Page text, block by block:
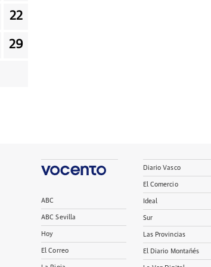
22
29
ABC
ABC Sevilla
Hoy
El Correo
Diario Vasco
El Comercio
Ideal
Sur
Las Provincias
El Diario Montañés